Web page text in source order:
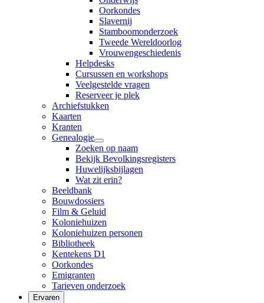
Oorkondes
Slavernij
Stamboomonderzoek
Tweede Wereldoorlog
Vrouwengeschiedenis
Helpdesks
Cursussen en workshops
Veelgestelde vragen
Reserveer je plek
Archiefstukken
Kaarten
Kranten
Genealogie
Zoeken op naam
Bekijk Bevolkingsregisters
Huwelijksbijlagen
Wat zit erin?
Beeldbank
Bouwdossiers
Film & Geluid
Koloniehuizen
Koloniehuizen personen
Bibliotheek
Kentekens D1
Oorkondes
Emigranten
Tarieven onderzoek
Ervaren